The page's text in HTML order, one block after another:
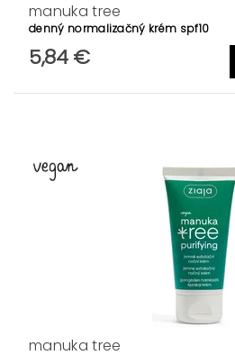
manuka tree
denný normalizačný krém spf10
5,84 €
manuka tree